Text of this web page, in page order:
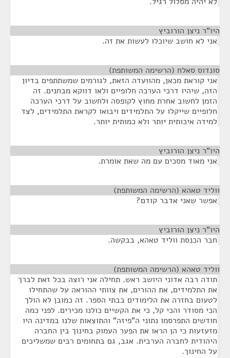
היו"ר ניצן הורוביץ
אני לא חושב שיוכלו לעשות את זה.
סונדוס סאלח (הרשימה המשותפת)
אני קוראת מכאן, מהוועדה הזאת, לגורמים שמשתתפים בדיון
הזה, שיהיו דרכי הערכה חלופיים ולאו דווקא מבחנים. זה
הזמן לחשוב אחרת מחוץ לקופסה ולחשוב על דרכי הערכה
חלופיים שייקלו על התלמידים ויבואו לקראת התלמידים, לצד
למידה איכותית יותר ולא כמותית יותר.
היו"ר ניצן הורוביץ
אני מאוד מסכים עם מה שאת אומרת.
ווליד טאהא (הרשימה המשותפת)
אפשר שאני אדבר קודם?
היו"ר ניצן הורוביץ
חבר הכנסת ווליד טאהא, בבקשה.
ווליד טאהא (הרשימה המשותפת)
תודה רבה אדוני היושב ראש. תחילה אני רוצה בכל זאת לברך
את התלמידים, את ההורים, את צוותי ההוראה על שהתחילו
לטעום בחזרה את הלימודים בבתי הספר. זה כמובן לא הולך
הכי מסודר והכי קל, כי את הקשיים כולנו מכירים. לפני כמה
חודשים התפרסמו נתוני ה"פיזה" והתוצאות שלנו במדינה היו
מזעזעות כי הן הראו את הפער העמוק בחינוך בין החברה
היהודית לחברה הערבית. אגב, גם בתחומים רבים שמשליכים
על החינוך.